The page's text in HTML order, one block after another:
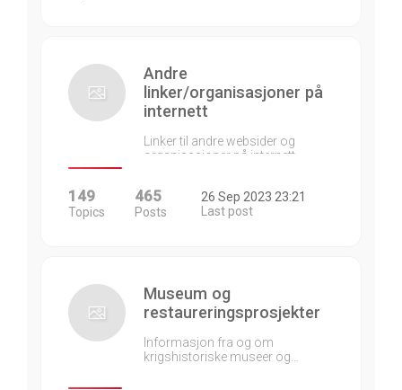
Andre
linker/organisasjoner på
internett
Linker til andre websider og
organisasjoner på internett…
149
Topics
465
Posts
26 Sep 2023 23:21
Last post
Museum og
restaureringsprosjekter
Informasjon fra og om
krigshistoriske museer og…